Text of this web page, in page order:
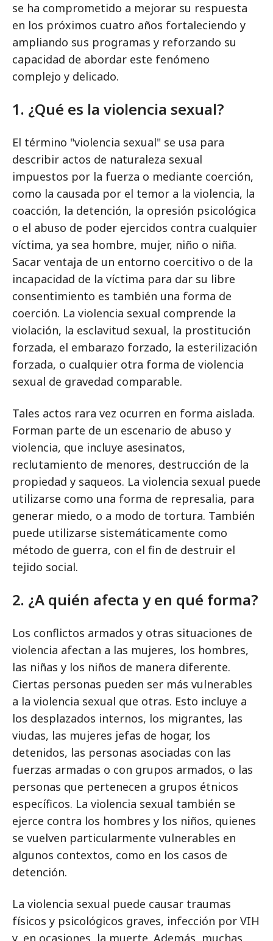
se ha comprometido a mejorar su respuesta
en los próximos cuatro años fortaleciendo y
ampliando sus programas y reforzando su
capacidad de abordar este fenómeno
complejo y delicado.
1. ¿Qué es la violencia sexual?
El término "violencia sexual" se usa para
describir actos de naturaleza sexual
impuestos por la fuerza o mediante coerción,
como la causada por el temor a la violencia, la
coacción, la detención, la opresión psicológica
o el abuso de poder ejercidos contra cualquier
víctima, ya sea hombre, mujer, niño o niña.
Sacar ventaja de un entorno coercitivo o de la
incapacidad de la víctima para dar su libre
consentimiento es también una forma de
coerción. La violencia sexual comprende la
violación, la esclavitud sexual, la prostitución
forzada, el embarazo forzado, la esterilización
forzada, o cualquier otra forma de violencia
sexual de gravedad comparable.
Tales actos rara vez ocurren en forma aislada.
Forman parte de un escenario de abuso y
violencia, que incluye asesinatos,
reclutamiento de menores, destrucción de la
propiedad y saqueos. La violencia sexual puede
utilizarse como una forma de represalia, para
generar miedo, o a modo de tortura. También
puede utilizarse sistemáticamente como
método de guerra, con el fin de destruir el
tejido social.
2. ¿A quién afecta y en qué forma?
Los conflictos armados y otras situaciones de
violencia afectan a las mujeres, los hombres,
las niñas y los niños de manera diferente.
Ciertas personas pueden ser más vulnerables
a la violencia sexual que otras. Esto incluye a
los desplazados internos, los migrantes, las
viudas, las mujeres jefas de hogar, los
detenidos, las personas asociadas con las
fuerzas armadas o con grupos armados, o las
personas que pertenecen a grupos étnicos
específicos. La violencia sexual también se
ejerce contra los hombres y los niños, quienes
se vuelven particularmente vulnerables en
algunos contextos, como en los casos de
detención.
La violencia sexual puede causar traumas
físicos y psicológicos graves, infección por VIH
y, en ocasiones, la muerte. Además, muchas